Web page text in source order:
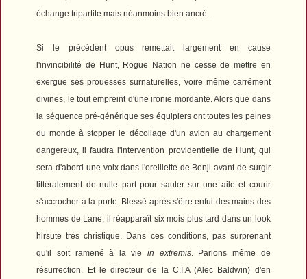
échange tripartite mais néanmoins bien ancré.
Si le précédent opus remettait largement en cause
l'invincibilité de Hunt, Rogue Nation ne cesse de mettre en
exergue ses prouesses surnaturelles, voire même carrément
divines, le tout empreint d'une ironie mordante. Alors que dans
la séquence pré-générique ses équipiers ont toutes les peines
du monde à stopper le décollage d'un avion au chargement
dangereux, il faudra l'intervention providentielle de Hunt, qui
sera d'abord une voix dans l'oreillette de Benji avant de surgir
littéralement de nulle part pour sauter sur une aile et courir
s'accrocher à la porte. Blessé après s'être enfui des mains des
hommes de Lane, il réapparaît six mois plus tard dans un look
hirsute très christique. Dans ces conditions, pas surprenant
qu'il soit ramené à la viein extremis. Parlons même de
résurrection. Et le directeur de la C.I.A (Alec Baldwin) d'en